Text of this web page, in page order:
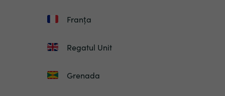
Franța
Regatul Unit
Grenada